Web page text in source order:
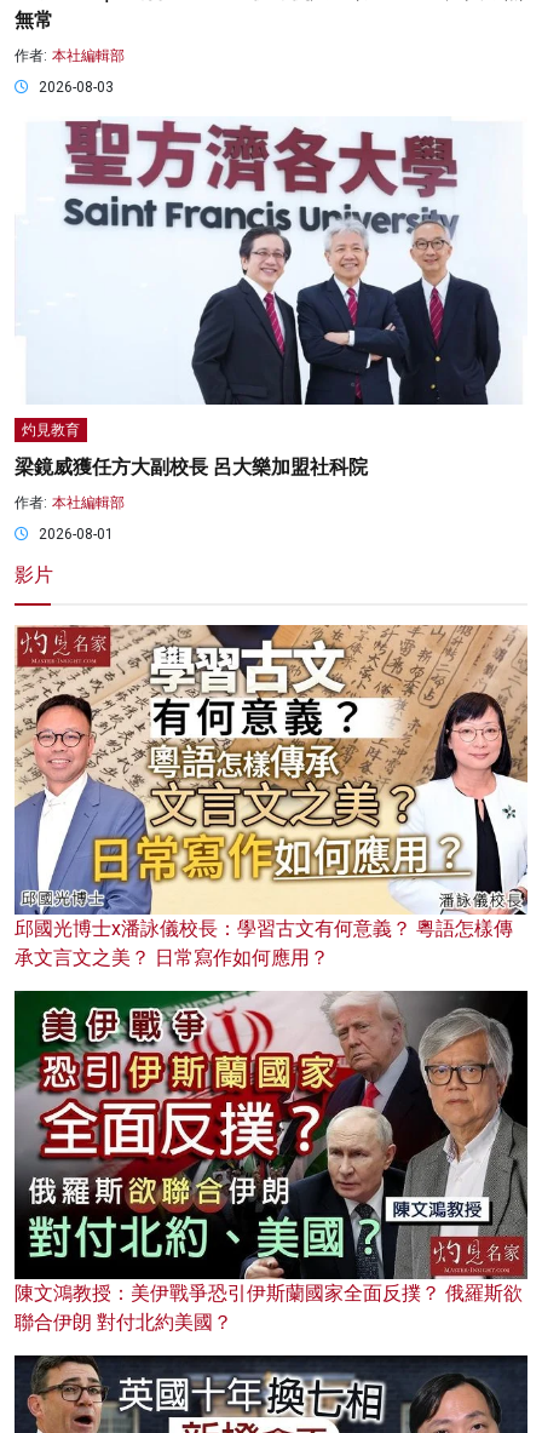
無常
作者: 本社編輯部
2026-08-03
灼見教育
梁鏡威獲任方大副校長 呂大樂加盟社科院
作者: 本社編輯部
2026-08-01
影片
邱國光博士x潘詠儀校長：學習古文有何意義？ 粵語怎樣傳
承文言文之美？ 日常寫作如何應用？
陳文鴻教授：美伊戰爭恐引伊斯蘭國家全面反撲？ 俄羅斯欲
聯合伊朗 對付北約美國？